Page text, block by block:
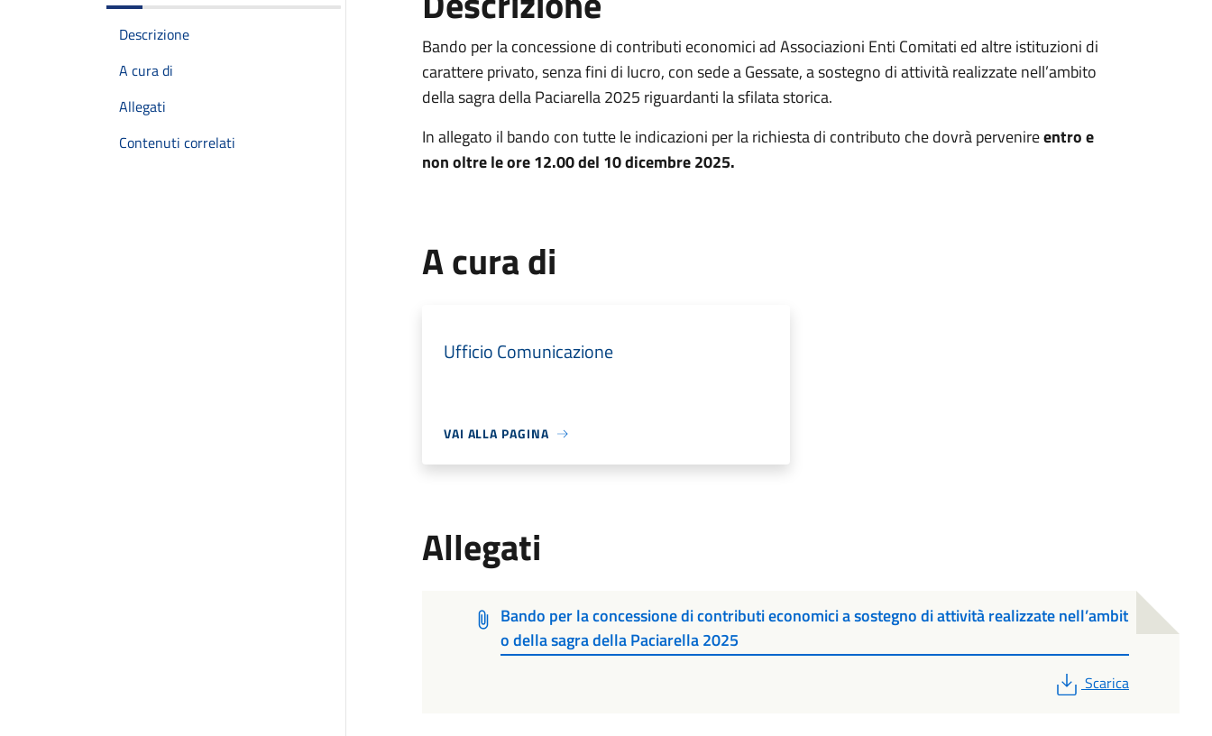
Descrizione
A cura di
Allegati
Contenuti correlati
Bando per la concessione di contributi economici ad Associazioni Enti Comitati ed altre istituzioni di
carattere privato, senza fini di lucro, con sede a Gessate, a sostegno di attività realizzate nell’ambito
della sagra della Paciarella 2025 riguardanti la sfilata storica.
In allegato il bando con tutte le indicazioni per la richiesta di contributo che dovrà pervenireentro e
non oltre le ore 12.00 del 10 dicembre 2025.
A cura di
Ufficio Comunicazione
VAI ALLA PAGINA
Allegati
Bando per la concessione di contributi economici a sostegno di attività realizzate nell’ambit
o della sagra della Paciarella 2025
PDF
Scarica